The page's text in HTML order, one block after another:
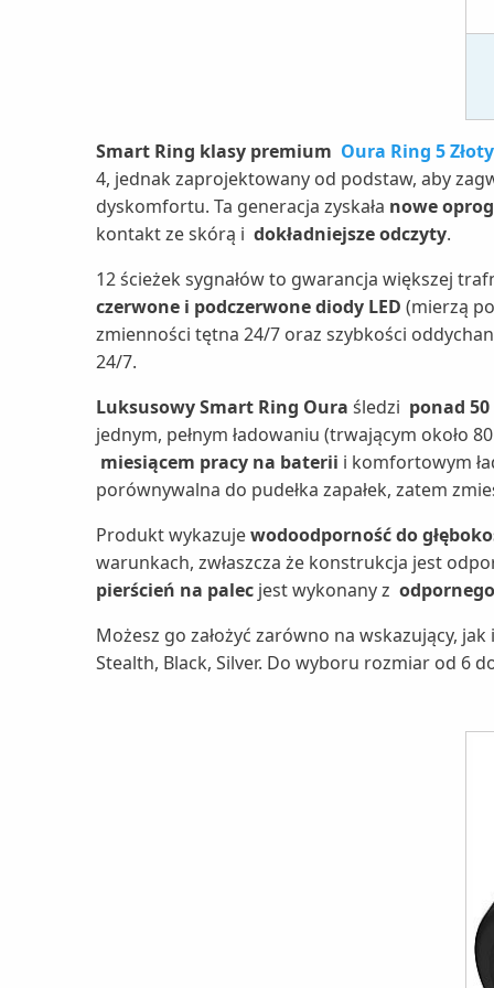
Smart Ring klasy premium Oura Ring 5
4, jednak zaprojektowany od podstaw, aby
dyskomfortu. Ta generacja zyskała nowe
kontakt ze skórą i dokładniejsze odczyty.
12 ścieżek sygnałów to gwarancja większej
czerwone i podczerwone diody LED (mierzą
zmienności tętna 24/7 oraz szybkości
24/7.
Luksusowy Smart Ring Oura śledzi ponad
jednym, pełnym ładowaniu (trwającym około
miesiącem pracy na baterii i komfortowym
porównywalna do pudełka zapałek, zatem
Produkt wykazujewodoodporność do
warunkach, zwłaszcza że konstrukcja jest
pierścień na palec jest wykonany z
Możesz go założyć zarówno na wskazujący,
Stealth, Black, Silver. Do wyboru rozmiar od 6